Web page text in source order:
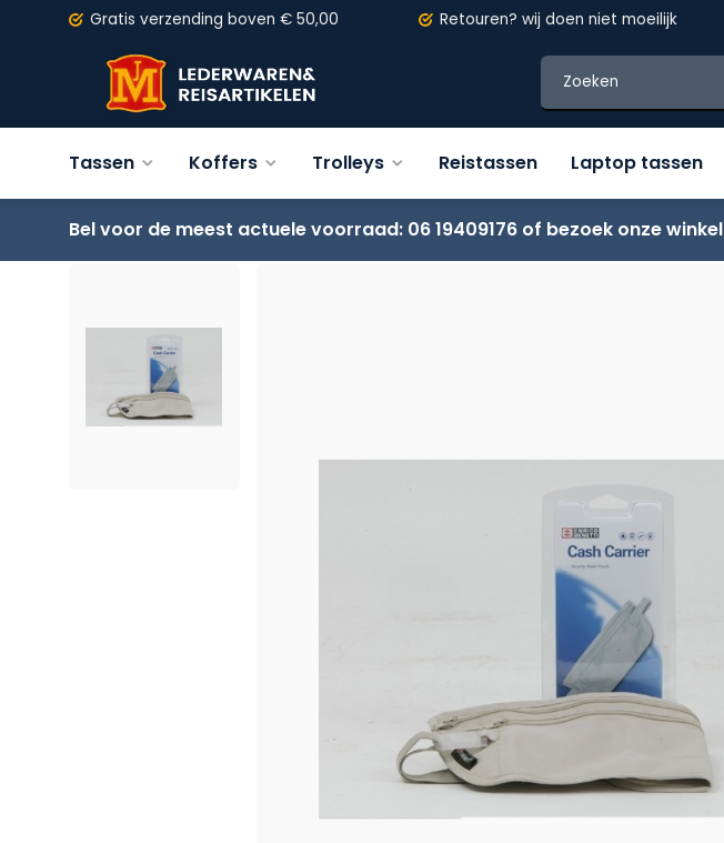
Gratis verzending boven € 50,00 Retouren? wij doen niet moeilijk
Tassen Koffers Trolleys Reistassen Laptop tassen
Bel voor de meest actuele voorraad: 06 19409176 of bezoek onze winkel
Terug Money Belt Enrico Benetti 55003 Nature